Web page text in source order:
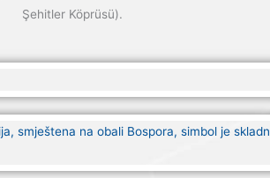
Şehitler Köprüsü).